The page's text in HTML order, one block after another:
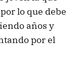
lo que debe
años y
por el